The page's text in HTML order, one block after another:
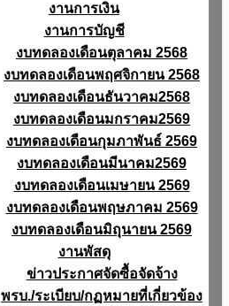
งานการเงิน
งานการบัญชี
งบทดลองเดือนตุลาคม 2568
งบทดลองเดือนพฤศจิกายน 2568
งบทดลองเดือนธันวาคม2568
งบทดลองเดือนมกราคม2569
งบทดลองเดือนกุมภาพันธ์ 2569
งบทดลองเดือนมีนาคม2569
งบทดลองเดือนเมษายน 2569
งบทดลองเดือนพฤษภาคม 2569
งบทดลองเดือนมิถุนายน 2569
งานพัสดุ
ข่าวประกาศจัดซื้อจัดจ้าง
พรบ./ระเบียบ/กฏหมายที่เกี่ยวข้อง